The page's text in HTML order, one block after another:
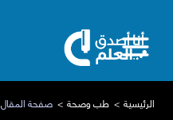
الرئيسية طب وصحة صفحة المقال